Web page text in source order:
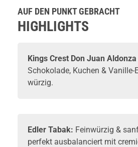
AUF DEN PUNKT GEBRACHT
HIGHLIGHTS
Kings Crest Don Juan Aldonza
Schokolade, Kuchen & Vanille-
würzig.
Edler Tabak: Feinwürzig &
perfekt ausbalanciert mit